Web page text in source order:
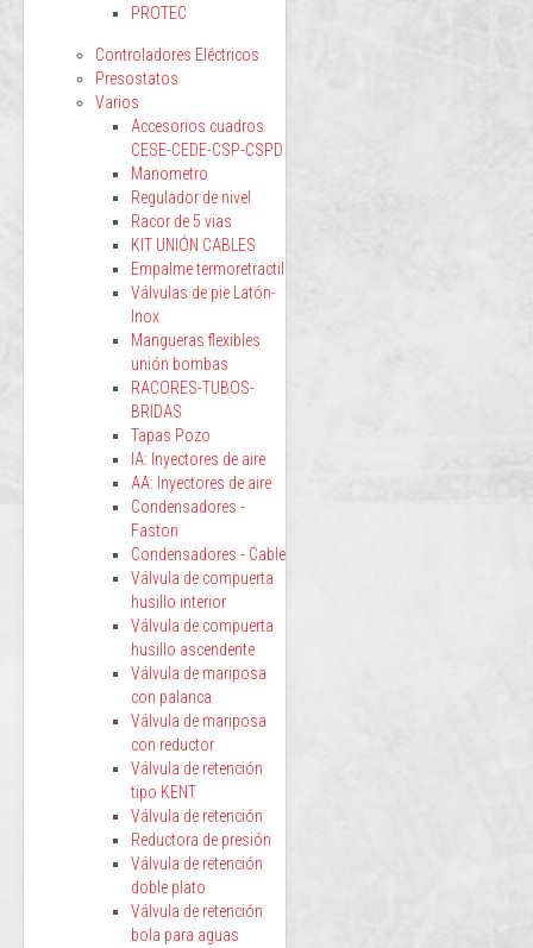
PROTEC
Controladores Eléctricos
Presostatos
Varios
Accesorios cuadros
CESE-CEDE-CSP-CSPD
Manometro
Regulador de nivel
Racor de 5 vias
KIT UNIÓN CABLES
Empalme termoretractil
Válvulas de pie Latón-
Inox
Mangueras flexibles
unión bombas
RACORES-TUBOS-
BRIDAS
Tapas Pozo
IA: Inyectores de aire
AA: Inyectores de aire
Condensadores -
Faston
Condensadores - Cable
Válvula de compuerta
husillo interior
Válvula de compuerta
husillo ascendente
Válvula de mariposa
con palanca
Válvula de mariposa
con reductor
Válvula de retención
tipo KENT
Válvula de retención
Reductora de presión
Válvula de retención
doble plato
Válvula de retención
bola para aguas